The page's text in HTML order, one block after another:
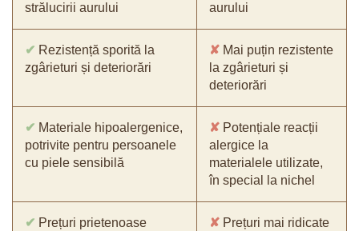
strălucirii aurului
aurului
✔ Rezistență sporită la
zgârieturi și deteriorări
✘ Mai puțin rezistente
la zgârieturi și
deteriorări
✔ Materiale hipoalergenice,
potrivite pentru persoanele
cu piele sensibilă
✘ Potențiale reacții
alergice la
materialele utilizate,
în special la nichel
✔ Prețuri prietenoase
✘ Prețuri mai ridicate